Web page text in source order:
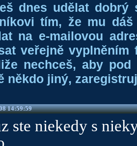
dnes udělat dobrý
tím, že mu
na e-mailovou
veřejně
nechceš, aby
někdo jiný,
14:59:59
ste niekedy s